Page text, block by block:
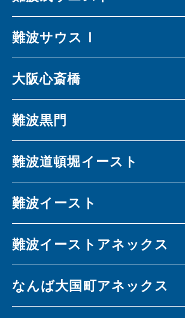
難波サウスⅠ
大阪心斎橋
難波黒門
難波道頓堀イースト
難波イースト
難波イーストアネックス
なんば大国町アネックス